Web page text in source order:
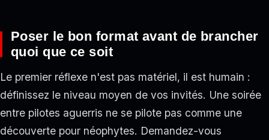
Poser le bon format avant de brancher
quoi que ce soit
Le premier réflexe n'est pas matériel, il est humain :
définissez le niveau moyen de vos invités. Une soirée
entre pilotes aguerris ne se pilote pas comme une
découverte pour néophytes. Demandez-vous